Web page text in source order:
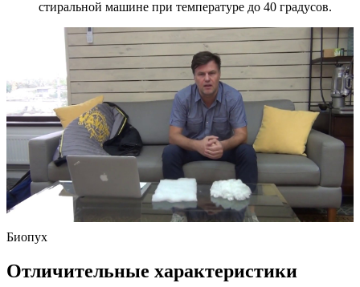
стиральной машине при температуре до 40 градусов.
Биопух
Отличительные характеристики